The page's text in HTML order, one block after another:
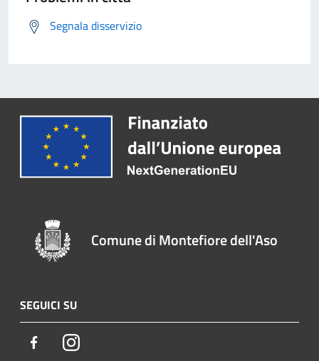
Segnala disservizio
Comune di Montefiore dell'Aso
SEGUICI SU
FacebookInstagram